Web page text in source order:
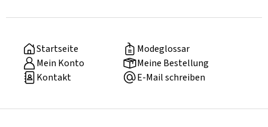
Startseite
Modeglossar
Mein Konto
Meine Bestellung
Kontakt
E-Mail schreiben